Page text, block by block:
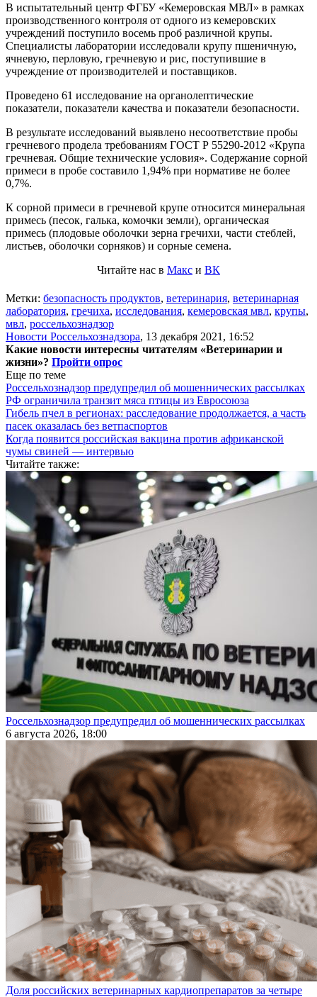
В испытательный центр ФГБУ «Кемеровская МВЛ» в рамках
производственного контроля от одного из кемеровских
учреждений поступило восемь проб различной крупы.
Специалисты лаборатории исследовали крупу пшеничную,
ячневую, перловую, гречневую и рис, поступившие в
учреждение от производителей и поставщиков.
Проведено 61 исследование на органолептические
показатели, показатели качества и показатели безопасности.
В результате исследований выявлено несоответствие пробы
гречневого продела требованиям ГОСТ Р 55290-2012 «Крупа
гречневая. Общие технические условия». Содержание сорной
примеси в пробе составило 1,94% при нормативе не более
0,7%.
К сорной примеси в гречневой крупе относится минеральная
примесь (песок, галька, комочки земли), органическая
примесь (плодовые оболочки зерна гречихи, части стеблей,
листьев, оболочки сорняков) и сорные семена.
Читайте нас в Макс и ВК
Метки: безопасность продуктов, ветеринария, ветеринарная
лаборатория, гречиха, исследования, кемеровская мвл, крупы,
мвл, россельхознадзор
Новости Россельхознадзора, 13 декабря 2021, 16:52
Какие новости интересны читателям «Ветеринарии и
жизни»? Пройти опрос
Еще по теме
Россельхознадзор предупредил об мошеннических рассылках
РФ ограничила транзит мяса птицы из Евросоюза
Гибель пчел в регионах: расследование продолжается, а часть
пасек оказалась без ветпаспортов
Когда появится российская вакцина против африканской
чумы свиней — интервью
Читайте также:
Россельхознадзор предупредил об мошеннических рассылках
6 августа 2026, 18:00
Доля российских ветеринарных кардиопрепаратов за четыре